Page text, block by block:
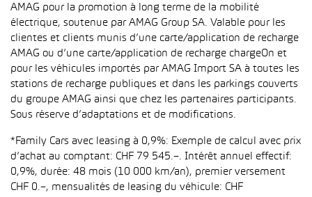
AMAG pour la promotion à long terme de la mobilité
électrique, soutenue par AMAG Group SA. Valable pour les
clientes et clients munis d’une carte/application de recharge
AMAG ou d’une carte/application de recharge chargeOn et
pour les véhicules importés par AMAG Import SA à toutes les
stations de recharge publiques et dans les parkings couverts
du groupe AMAG ainsi que chez les partenaires participants.
Sous réserve d’adaptations et de modifications.
*Family Cars avec leasing à 0,9%: Exemple de calcul avec prix
d’achat au comptant: CHF 79 545.–. Intérêt annuel effectif:
0,9%, durée: 48 mois (10 000 km/an), premier versement
CHF 0.–, mensualités de leasing du véhicule: CHF